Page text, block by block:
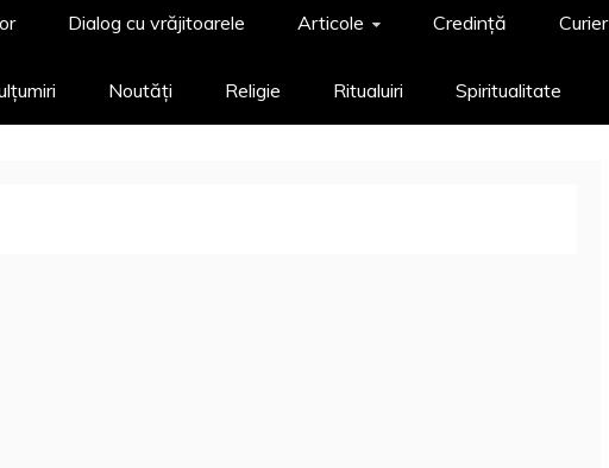
Dialog cu vrăjitoarele Articole Credință Curier
Noutăți Religie Ritualuiri Spiritualitate